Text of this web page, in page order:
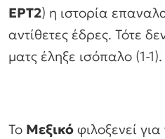
ΕΡΤ2) η ιστορία
αντίθετες έδρες. Τότε
ματς έληξε ισόπαλο (1-1).
Το Μεξικό φιλοξενεί